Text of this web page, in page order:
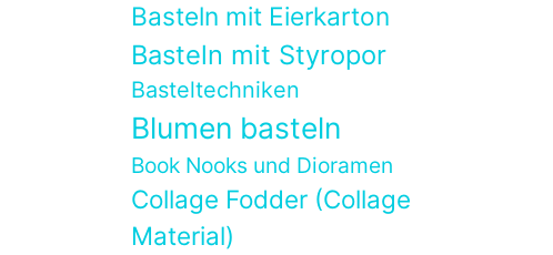
Basteln mit Eierkarton
Basteln mit Styropor
Basteltechniken
Blumen basteln
Book Nooks und Dioramen
Collage Fodder (Collage
Material)